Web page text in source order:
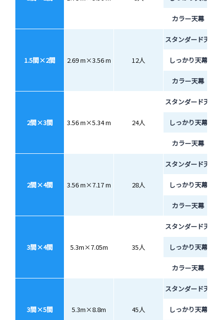
カラー天幕
1.5間×2間 2.69 m×3.56 m 12人
スタンダード天幕
しっかり天幕
カラー天幕
2間×3間 3.56 m×5.34 m 24人
スタンダード天幕
しっかり天幕
カラー天幕
2間×4間 3.56 m×7.17 m 28人
スタンダード天幕
しっかり天幕
カラー天幕
3間×4間 5.3m×7.05m 35人
スタンダード天幕
しっかり天幕
カラー天幕
3間×5間 5.3m×8.8m 45人
スタンダード天幕
しっかり天幕